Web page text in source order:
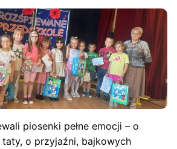
piosenki pełne emocji – o
taty, o przyjaźni, bajkowych